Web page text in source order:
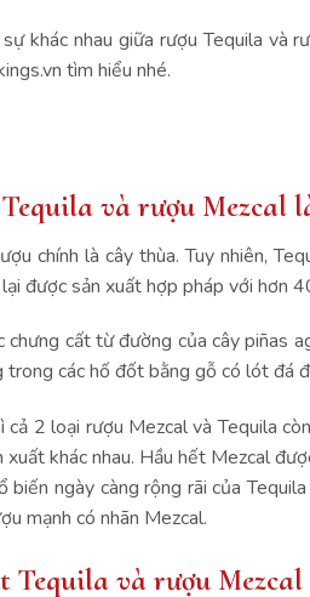
khác nhau giữa rượu Tequila
tìm hiểu nhé.
và rượu Mezcal
chính là cây thùa. Tuy nhiên,
được sản xuất hợp pháp với
cất từ đường của cây piñas
các hố đốt bằng gỗ có lót đá
2 loại rượu Mezcal và Tequila
khác nhau. Hầu hết Mezcal
biến ngày càng rộng rãi của
mạnh có nhãn Mezcal.
Tequila và rượu Mezcal